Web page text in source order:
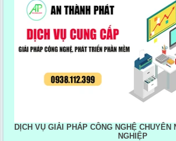
DỊCH VỤ GIẢI PHÁP CÔNG NGHỆ CHUYÊN
NGHIỆP